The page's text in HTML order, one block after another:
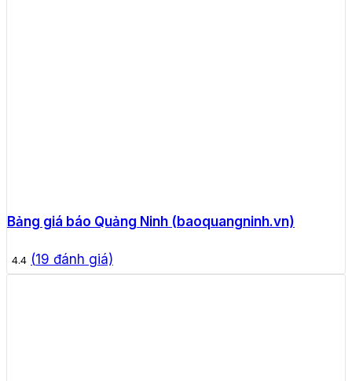
Bảng giá báo Quảng Ninh (baoquangninh.vn)
4.4 (19 đánh giá)